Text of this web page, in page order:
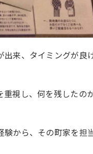
来、タイミングが良
視し、何を残したの
から、その町家を担